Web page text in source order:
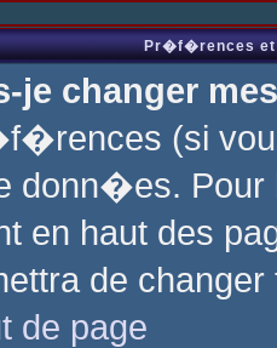
Pr�f�rences et
je changer
(si
donn�es.
haut des
de
de page